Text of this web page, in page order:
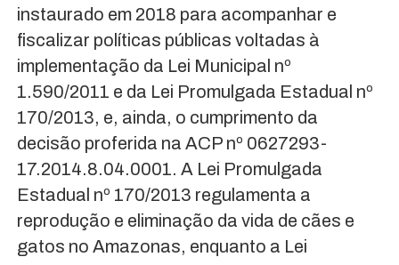
instaurado em 2018 para acompanhar e
fiscalizar políticas públicas voltadas à
implementação da Lei Municipal nº
1.590/2011 e da Lei Promulgada Estadual nº
170/2013, e, ainda, o cumprimento da
decisão proferida na ACP nº 0627293-
17.2014.8.04.0001. A Lei Promulgada
Estadual nº 170/2013 regulamenta a
reprodução e eliminação da vida de cães e
gatos no Amazonas, enquanto a Lei